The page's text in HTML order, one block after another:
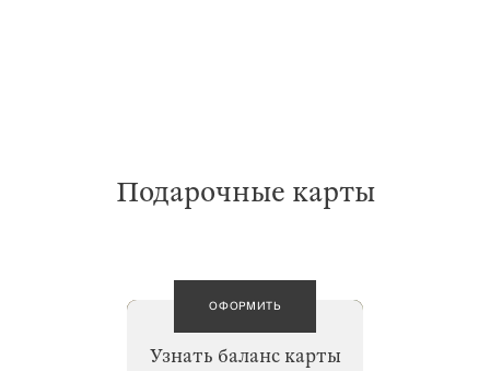
Подарочные карты
ОФОРМИТЬ
Узнать баланс карты